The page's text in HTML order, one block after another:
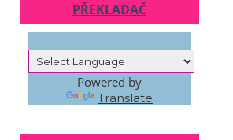
PŘEKLADAČ
Powered by
Translate